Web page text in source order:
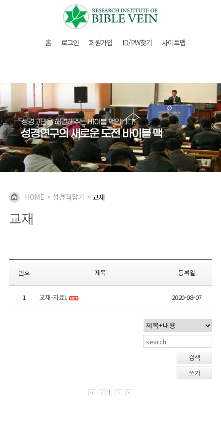
홈 로그인 회원가입 ID/PW찾기 사이트맵
HOME > 성경맥잡기 > 교재
교재
번호 제목 등록일
1 교재-자료1 2020-08-07
검색
쓰기
1